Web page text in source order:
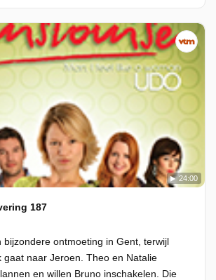
24:00
187
bijzondere ontmoeting in Gent, terwijl
gaat naar Jeroen. Theo en Natalie
en willen Bruno inschakelen. Die